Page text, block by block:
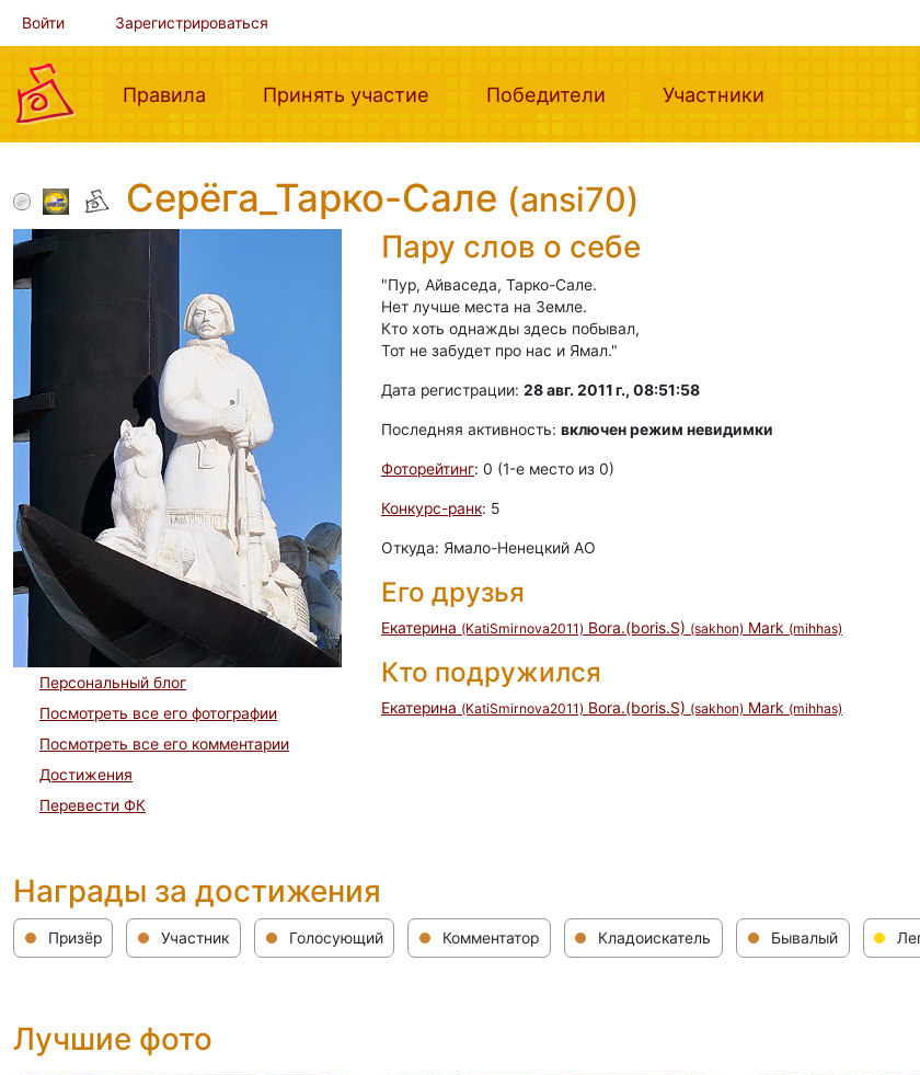
Войти Зарегистрироваться
Правила (current)Принять участие (current)Победители (current)Участники
Серёга_Тарко-Сале (ansi70)
Персональный блог
Посмотреть все его фотографии
Посмотреть все его комментарии
Достижения
Перевести ФК
Пару слов о себе
"Пур, Айваседа, Тарко-Сале.
Нет лучше места на Земле.
Кто хоть однажды здесь побывал,
Тот не забудет про нас и Ямал."
Дата регистрации: 28 авг. 2011 г., 08:51:58
Последняя активность: включен режим невидимки
Фоторейтинг: 0 (1-e место из 0)
Конкурс-ранк: 5
Откуда: Ямало-Ненецкий АО
Его друзья
Eкатерина (KatiSmirnova2011) Bora.(boris.S) (sakhon) Mark (mihhas)
Кто подружился
Eкатерина (KatiSmirnova2011) Bora.(boris.S) (sakhon) Mark (mihhas)
Награды за достижения
Призёр Участник Голосующий Комментатор Кладоискатель Бывалый
Лучшие фото